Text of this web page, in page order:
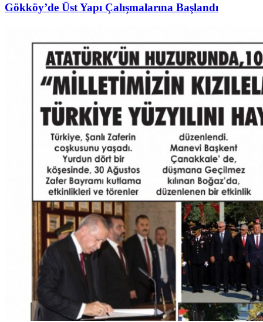
Gökköy’de Üst Yapı Çalışmalarına Başlandı